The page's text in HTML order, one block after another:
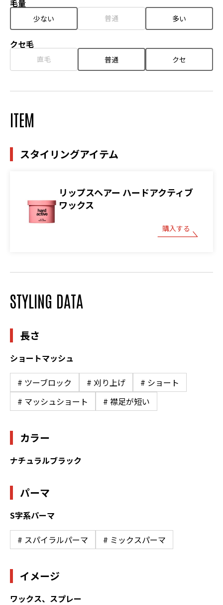
毛量
少ない 普通 多い
クセ毛
直毛 普通 クセ
ITEM
スタイリングアイテム
リップスヘアー ハードアクティブ
ワックス
購入する
STYLING DATA
長さ
ショートマッシュ
# ツーブロック # 刈り上げ
# ショート
# マッシュショート
# 襟足が短い
カラー
ナチュラルブラック
パーマ
S字系パーマ
# スパイラルパーマ # ミックスパーマ
イメージ
ワックス、スプレー